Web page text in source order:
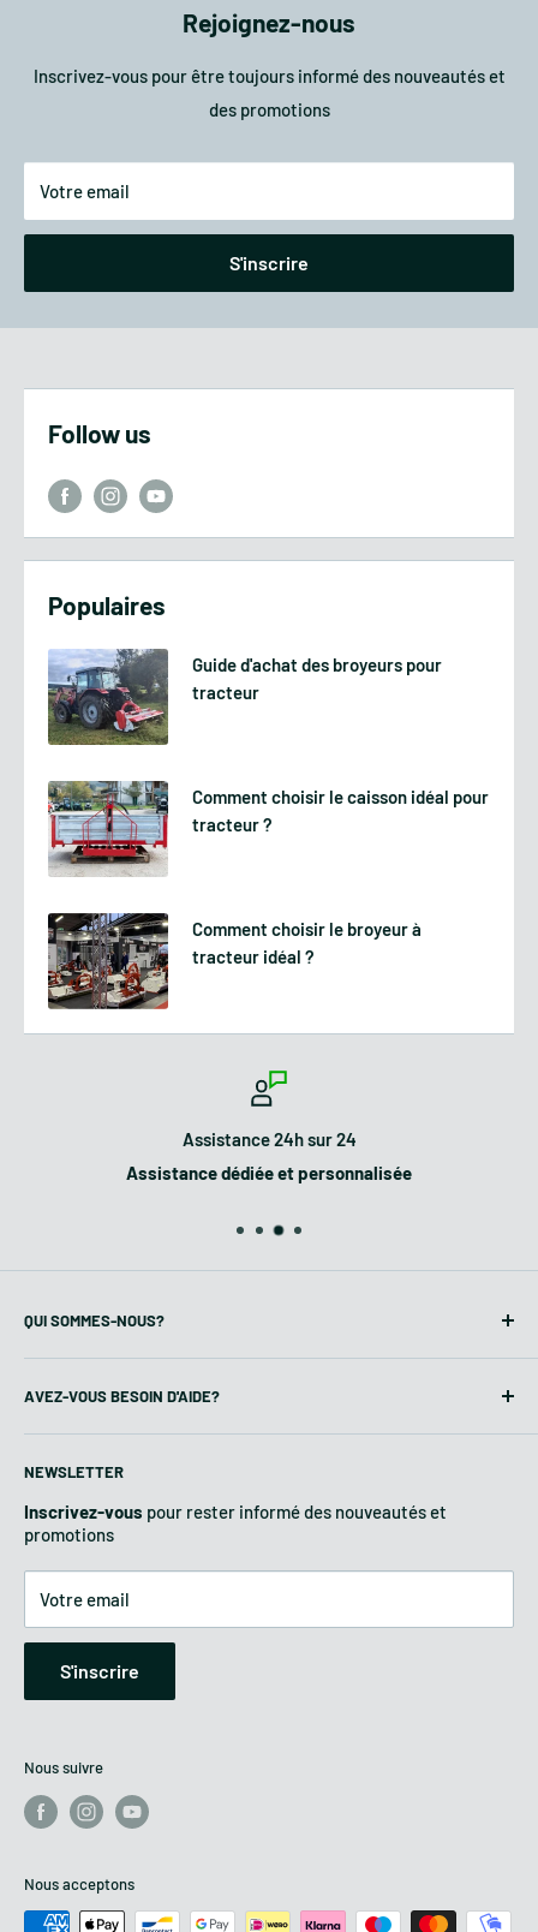
Rejoignez-nous
Inscrivez-vous pour être toujours informé des nouveautés et
des promotions
Votre email
S'inscrire
Follow us
Populaires
Guide d'achat des broyeurs pour
tracteur
Comment choisir le caisson idéal pour
tracteur ?
Comment choisir le broyeur à
tracteur idéal ?
Assistance 24h sur 24
Assistance dédiée et personnalisée
QUI SOMMES-NOUS?
Agricoltest une entreprise spécialiséedans la vente de
matériel pour l'agriculture et le jardinage.
AVEZ-VOUS BESOIN D'AIDE?
Questions fréquentes
Conditions de vente
Méthodes de paiement
Politique de retour
Confidentialité et cookies
Modification des consentements
NEWSLETTER
Inscrivez-vous pour rester informé des nouveautés et
promotions
Votre email
S'inscrire
Nous suivre
Nous acceptons